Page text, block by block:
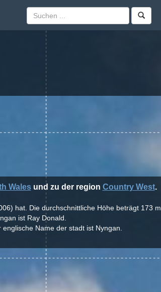
Walesund zu der region Country West.
hat. Die durchschnittliche Höhe beträgt 173 m.
ist Ray Donald.
Name der stadt ist Nyngan.